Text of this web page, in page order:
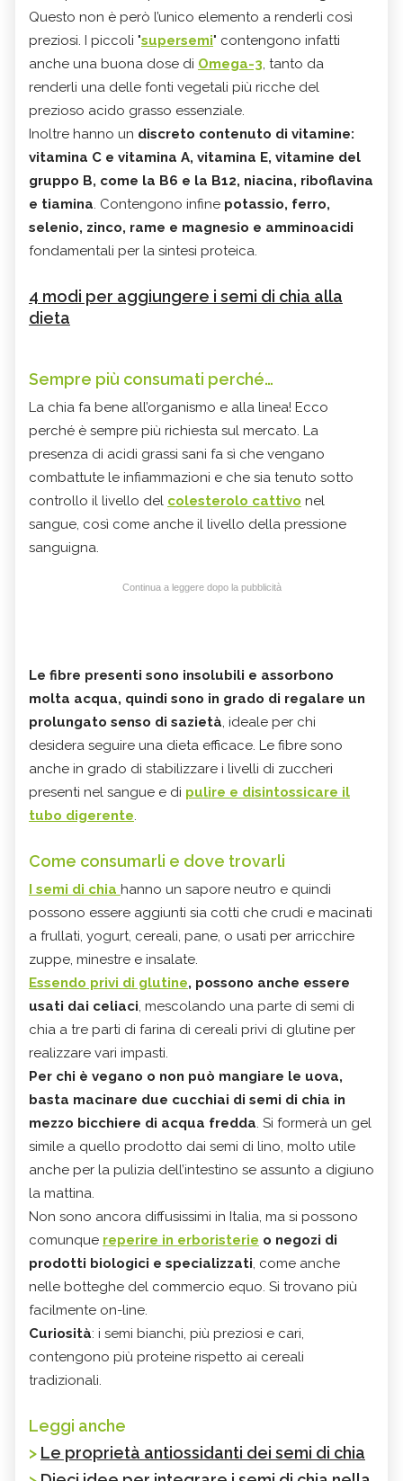
Questo non è però l’unico elemento a renderli così
preziosi. I piccoli "supersemi" contengono infatti
anche una buona dose di Omega-3, tanto da
renderli una delle fonti vegetali più ricche del
prezioso acido grasso essenziale.
Inoltre hanno un discreto contenuto di vitamine:
vitamina C e vitamina A, vitamina E, vitamine del
gruppo B, come la B6 e la B12, niacina, riboflavina
e tiamina. Contengono infine potassio, ferro,
selenio, zinco, rame e magnesio e amminoacidi
fondamentali per la sintesi proteica.
4 modi per aggiungere i semi di chia alla
dieta
Sempre più consumati perché…
La chia fa bene all’organismo e alla linea! Ecco
perché è sempre più richiesta sul mercato. La
presenza di acidi grassi sani fa sì che vengano
combattute le infiammazioni e che sia tenuto sotto
controllo il livello del colesterolo cattivo nel
sangue, così come anche il livello della pressione
sanguigna.
Continua a leggere dopo la pubblicità
Le fibre presenti sono insolubili e assorbono
molta acqua, quindi sono in grado di regalare un
prolungato senso di sazietà, ideale per chi
desidera seguire una dieta efficace. Le fibre sono
anche in grado di stabilizzare i livelli di zuccheri
presenti nel sangue e di pulire e disintossicare il
tubo digerente.
Come consumarli e dove trovarli
I semi di chia hanno un sapore neutro e quindi
possono essere aggiunti sia cotti che crudi e macinati
a frullati, yogurt, cereali, pane, o usati per arricchire
zuppe, minestre e insalate.
Essendo privi di glutine, possono anche essere
usati dai celiaci, mescolando una parte di semi di
chia a tre parti di farina di cereali privi di glutine per
realizzare vari impasti.
Per chi è vegano o non può mangiare le uova,
basta macinare due cucchiai di semi di chia in
mezzo bicchiere di acqua fredda. Si formerà un gel
simile a quello prodotto dai semi di lino, molto utile
anche per la pulizia dell’intestino se assunto a digiuno
la mattina.
Non sono ancora diffusissimi in Italia, ma si possono
comunque reperire in erboristerie o negozi di
prodotti biologici e specializzati, come anche
nelle botteghe del commercio equo. Si trovano più
facilmente on-line.
Curiosità: i semi bianchi, più preziosi e cari,
contengono più proteine rispetto ai cereali
tradizionali.
Leggi anche
> Le proprietà antiossidanti dei semi di chia